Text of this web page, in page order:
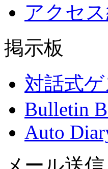
アクセ
掲示板
対話式
Bulletin
Auto